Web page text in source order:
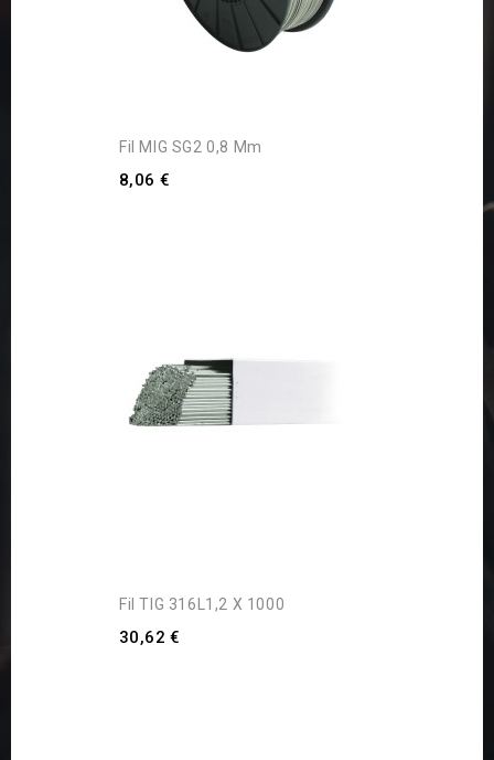
Fil MIG SG2 0,8 Mm
8,06 €
Fil TIG 316L1,2 X 1000
30,62 €